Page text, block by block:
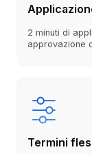
2 minuti di
approvazione
Termini